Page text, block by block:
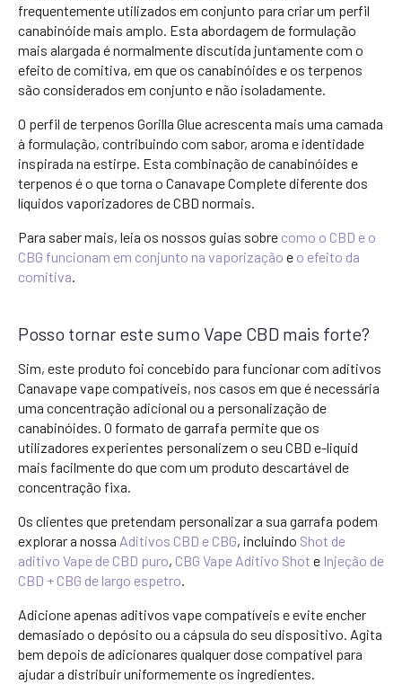
frequentemente utilizados em conjunto para criar um perfil
canabinóide mais amplo. Esta abordagem de formulação
mais alargada é normalmente discutida juntamente com o
efeito de comitiva, em que os canabinóides e os terpenos
são considerados em conjunto e não isoladamente.
O perfil de terpenos Gorilla Glue acrescenta mais uma camada
à formulação, contribuindo com sabor, aroma e identidade
inspirada na estirpe. Esta combinação de canabinóides e
terpenos é o que torna o Canavape Complete diferente dos
líquidos vaporizadores de CBD normais.
Para saber mais, leia os nossos guias sobre como o CBD e o
CBG funcionam em conjunto na vaporização e o efeito da
comitiva
Posso tornar este sumo Vape CBD mais forte?
Sim, este produto foi concebido para funcionar com aditivos
Canavape vape compatíveis, nos casos em que é necessária
uma concentração adicional ou a personalização de
canabinóides. O formato de garrafa permite que os
utilizadores experientes personalizem o seu CBD e-liquid
mais facilmente do que com um produto descartável de
concentração fixa.
Os clientes que pretendam personalizar a sua garrafa podem
explorar a nossa Aditivos CBD e CBG, incluindo Shot de
aditivo Vape de CBD puro, CBG Vape Aditivo Shot e Injeção de
CBD + CBG de largo espetro
Adicione apenas aditivos vape compatíveis e evite encher
demasiado o depósito ou a cápsula do seu dispositivo. Agita
bem depois de adicionares qualquer dose compatível para
ajudar a distribuir uniformemente os ingredientes.